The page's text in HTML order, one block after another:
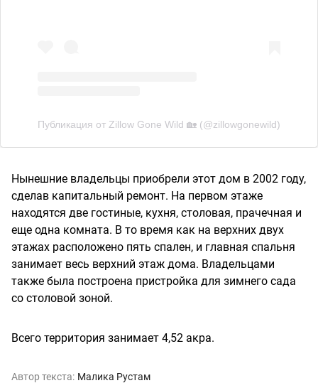
Публикация от Zillow Gone Wild 🏡 (@zillowgonewild)
Нынешние владельцы приобрели этот дом в 2002 году,
сделав капитальный ремонт. На первом этаже
находятся две гостиные, кухня, столовая, прачечная и
еще одна комната. В то время как на верхних двух
этажах расположено пять спален, и главная спальня
занимает весь верхний этаж дома. Владельцами
также была построена пристройка для зимнего сада
со столовой зоной.
Всего территория занимает 4,52 акра.
Автор текста: Малика Рустам